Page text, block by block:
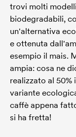
trovi molti
biodegradabili,
un'alternativa
e ottenuta
esempio il mais.
ampia: cosa ne
realizzato al
variante
caffè appena
si ha fretta!